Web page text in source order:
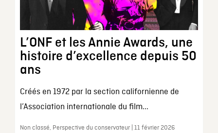
L’ONF et les Annie Awards, une
histoire d’excellence depuis 50
ans
Créés en 1972 par la section californienne de
l’Association internationale du film...
Non classé, Perspective du conservateur | 11 février 2026